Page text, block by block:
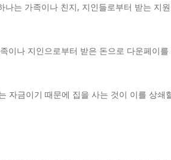
는 가족이나 친지, 지인들로부터 받는 지
이나 지인으로부터 받은 돈으로 다운페이
자금이기 때문에 집을 사는 것이 이를 상쇄